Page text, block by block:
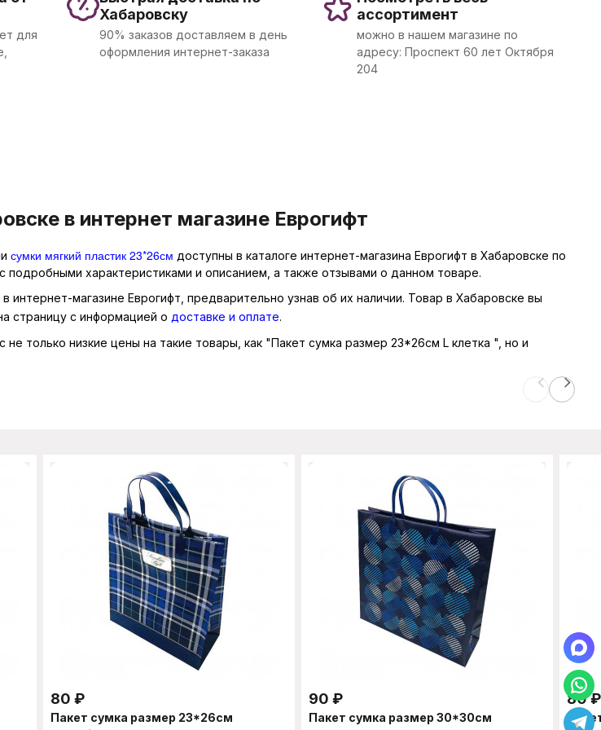
для
Хабаровску
90% заказов доставляем в день
оформления интернет-заказа
ассортимент
можно в нашем магазине по
адресу: Проспект 60 лет Октября
204
в интернет магазине Еврогифт
сумки мягкий пластик 23*26см доступны в каталоге интернет-магазина Еврогифт в Хабаровске по
характеристиками и описанием, а также отзывами о данном товаре.
магазине Еврогифт, предварительно узнав об их наличии. Товар в Хабаровске вы
страницу с информацией о доставке и оплате.
только низкие цены на такие товары, как "Пакет сумка размер 23*26см L клетка ", но и
80 ₽
Пакет сумка размер 23*26см
90 ₽
Пакет сумка размер 30*30см
80₽